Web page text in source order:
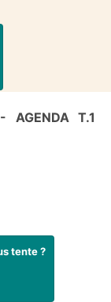
AGENDA T.1
tente ?